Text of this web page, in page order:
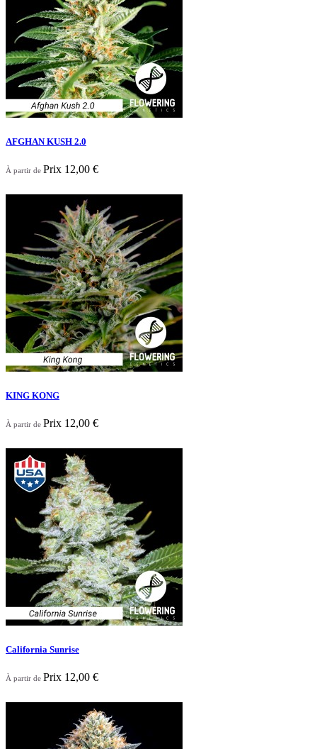
AFGHAN KUSH 2.0
À partir de Prix 12,00 €
Aperçu rapide
KING KONG
À partir de Prix 12,00 €
Aperçu rapide
California Sunrise
À partir de Prix 12,00 €
Aperçu rapide